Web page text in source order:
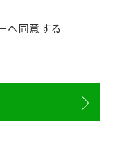
へ同意する